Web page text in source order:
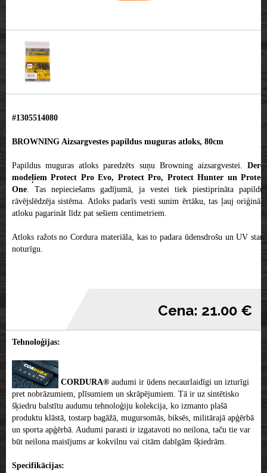
#1305514080
BROWNING Aizsargvestes papildus muguras atloks, 80cm
Papildus muguras atloks paredzēts suņu Browning aizsargvestei. Derēs
modeļiem Protect Pro Evo, Protect Pro, Protect Hunter un Protect
One . Tas nepieciešams gadījumā, ja vestei tiek piestiprināta papildus
rāvējslēdzēja sistēma. Atloks padarīs vesti sunim ērtāku, tas ļauj oriģinālo
atloku pagarināt līdz pat sešiem centimetriem.
Atloks ražots no Cordura materiāla, kas to padara ūdensdrošu un UV staru
noturīgu.
Cena: 21.00 €
Tehnoloģijas:
CORDURA® audumi ir ūdens necaurlaidīgi un izturīgi
pret nobrāzumiem, plīsumiem un skrāpējumiem. Tā ir uz sintētisko
šķiedru balstītu audumu tehnoloģiju kolekcija, ko izmanto plašā
produktu klāstā, tostarp bagāžā, mugursomās, biksēs, militārajā apģērbā
un sporta apģērbā. Audumi parasti ir izgatavoti no neilona, ​​taču tie var
būt neilona maisījums ar kokvilnu vai citām dabīgām šķiedrām.
Specifikācijas: